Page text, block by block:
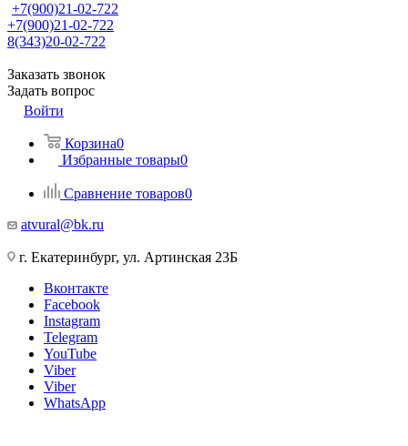
+7(900)21-02-722
+7(900)21-02-722
8(343)20-02-722
Заказать звонок
Задать вопрос
Войти
Корзина0
Избранные товары0
Сравнение товаров0
atvural@bk.ru
г. Екатеринбург, ул. Артинская 23Б
Вконтакте
Facebook
Instagram
Telegram
YouTube
Viber
Viber
WhatsApp